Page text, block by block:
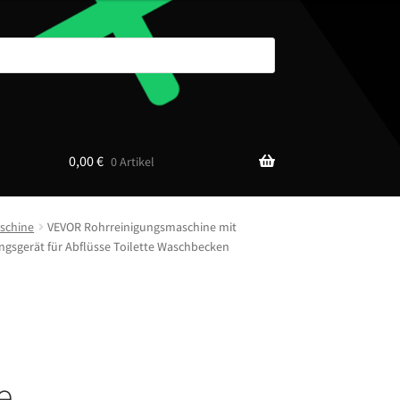
0,00€ 0 Artikel
VEVOR Rohrreinigungsmaschine mit
für Abflüsse Toilette Waschbecken